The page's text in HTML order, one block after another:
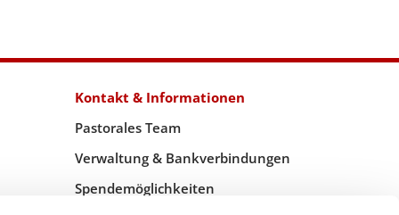
Kontakt & Informationen
Pastorales Team
Verwaltung & Bankverbindungen
Spendemöglichkeiten